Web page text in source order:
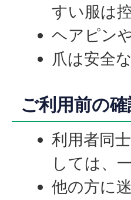
すい服は
ヘアピン
爪は安全
ご利用前の
利用者同
しては、
他の方に